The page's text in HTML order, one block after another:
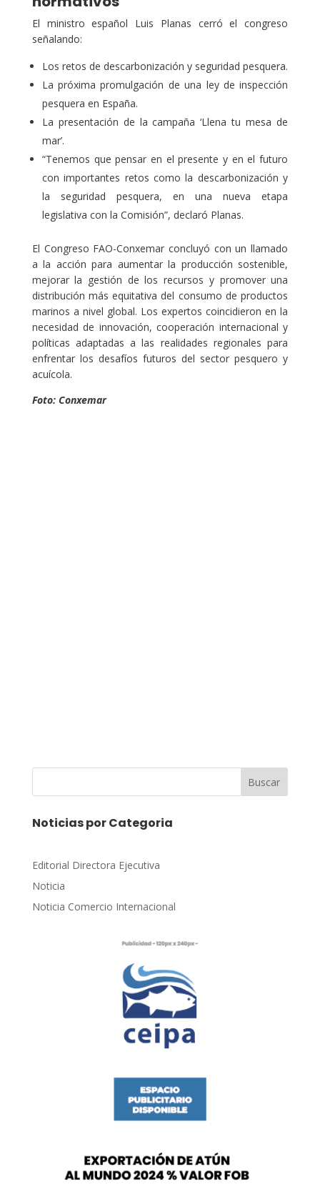
El ministro español Luis Planas cerró el congreso
señalando:
Los retos de descarbonización y seguridad pesquera.
La próxima promulgación de una ley de inspección
pesquera en España.
La presentación de la campaña ‘Llena tu mesa de
mar’.
“Tenemos que pensar en el presente y en el futuro
con importantes retos como la descarbonización y
la seguridad pesquera, en una nueva etapa
legislativa con la Comisión”, declaró Planas.
El Congreso FAO-Conxemar concluyó con un llamado
a la acción para aumentar la producción sostenible,
mejorar la gestión de los recursos y promover una
distribución más equitativa del consumo de productos
marinos a nivel global. Los expertos coincidieron en la
necesidad de innovación, cooperación internacional y
políticas adaptadas a las realidades regionales para
enfrentar los desafíos futuros del sector pesquero y
acuícola.
Foto: Conxemar
Buscar
Noticias por Categoria
Editorial Directora Ejecutiva
Noticia
Noticia Comercio Internacional